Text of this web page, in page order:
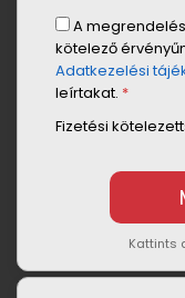
A
kötelező
Adatkezelési
leírtakat. *
Fizetési
Kattints